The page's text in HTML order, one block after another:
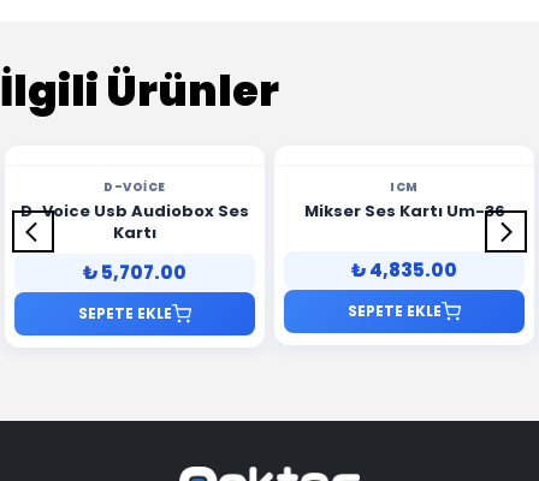
İlgili Ürünler
D-VOICE
D-Voice Usb Audiobox Ses
Kartı
₺ 5,707.00
SEPETE EKLE
ICM
Mikser Ses Kartı Um-36
₺ 4,835.00
SEPETE EKLE